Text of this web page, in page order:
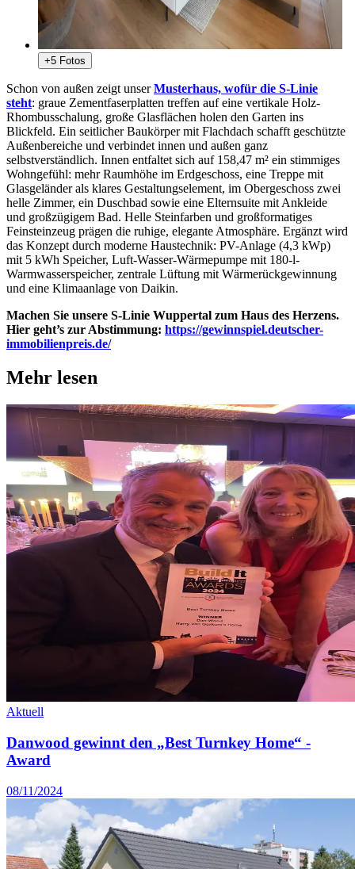
+5 Fotos
Schon von außen zeigt unserMusterhaus, wofür die S-Linie
steht: graue Zementfaserplatten treffen auf eine vertikale Holz-
Rhombusschalung, große Glasflächen holen den Garten ins
Blickfeld. Ein seitlicher Baukörper mit Flachdach schafft geschützte
Außenbereiche und verbindet innen und außen ganz
selbstverständlich. Innen entfaltet sich auf 158,47 m² ein stimmiges
Wohngefühl: mehr Raumhöhe im Erdgeschoss, eine Treppe mit
Glasgeländer als klares Gestaltungselement, im Obergeschoss zwei
helle Zimmer, ein Duschbad sowie eine Elternsuite mit Ankleide
und großzügigem Bad. Helle Steinfarben und großformatiges
Feinsteinzeug prägen die ruhige, elegante Atmosphäre. Ergänzt wird
das Konzept durch moderne Haustechnik: PV-Anlage (4,3 kWp)
mit 5 kWh Speicher, Luft-Wasser-Wärmepumpe mit 180-l-
Warmwasserspeicher, zentrale Lüftung mit Wärmerückgewinnung
und eine Klimaanlage von Daikin.
Machen Sie unsere S-Linie Wuppertal zum Haus des Herzens.
Hier geht’s zur Abstimmung: https://gewinnspiel.deutscher-
immobilienpreis.de/
Mehr lesen
Aktuell
Danwood gewinnt den „Best Turnkey Home“ -
Award
08/11/2024